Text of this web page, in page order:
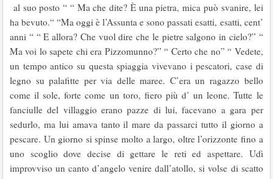
al suo posto “ “ Ma che dite? È una pietra, mica può svanire, lei
ha bevuto.“ “Ma oggi è l’Assunta e sono passati esatti, esatti, cent’
anni “ “ E allora? Che vuol dire che le pietre salgono in cielo?” “
Ma voi lo sapete chi era Pizzomunno?” “ Certo che no” “ Vedete,
un tempo antico su questa spiaggia vivevano i pescatori, case di
legno su palafitte per via delle maree. C’era un ragazzo bello
come il sole, forte come un toro, fiero più d’ un leone. Tutte le
fanciulle del villaggio erano pazze di lui, facevano a gara per
sedurlo, ma lui amava tanto il mare da passarci tutto il giorno a
pescare. Un giorno si spinse molto a largo, oltre l’orizzonte fino a
uno scoglio dove decise di gettare le reti ed aspettare. Udì
improvviso un canto d’angelo venire dall’atollo, si volse di scatto